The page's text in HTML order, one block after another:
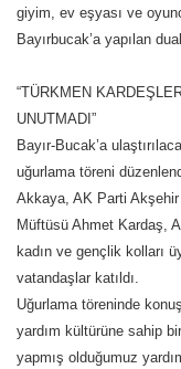
giyim, ev eşyası ve
Bayırbucak’a yapılan
“TÜRKMEN
UNUTMADI”
Bayır-Bucak’a
uğurlama töreni
Akkaya, AK Parti
Müftüsü Ahmet Kardaş,
kadın ve gençlik kolları
vatandaşlar katıldı.
Uğurlama töreninde
yardım kültürüne sahip
yapmış olduğumuz